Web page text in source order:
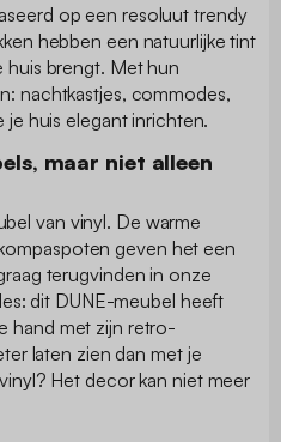
op een resoluut trendy
hebben een natuurlijke tint
huis brengt. Met hun
nachtkastjes, commodes,
je huis elegant inrichten.
maar niet alleen
van vinyl. De warme
geven het een
terugvinden in onze
dit DUNE-meubel heeft
hand met zijn retro-
laten zien dan met je
Het decor kan niet meer